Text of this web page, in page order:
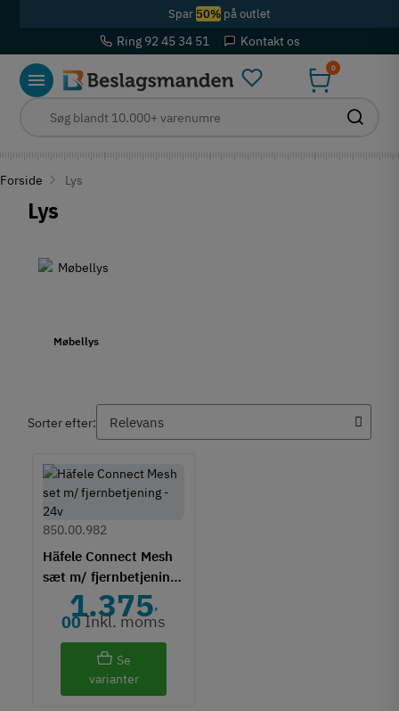
Spar 50%på outlet
Ring 92 45 34 51 Kontakt os
0
Forside Lys
Lys
Møbellys
Sorter efter:
Häfele Connect Mesh
sæt m/ fjernbetjening
- 24v
850.00.982
1.375,
00Inkl. moms
Se
varianter